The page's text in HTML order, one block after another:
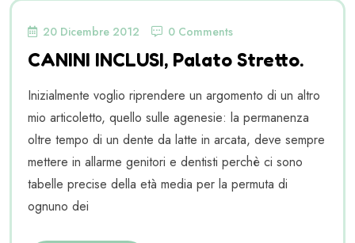
20 Dicembre 2012 0 Comments
CANINI INCLUSI, Palato Stretto.
Inizialmente voglio riprendere un argomento di un altro
mio articoletto, quello sulle agenesie: la permanenza
oltre tempo di un dente da latte in arcata, deve sempre
mettere in allarme genitori e dentisti perchè ci sono
tabelle precise della età media per la permuta di
ognuno dei